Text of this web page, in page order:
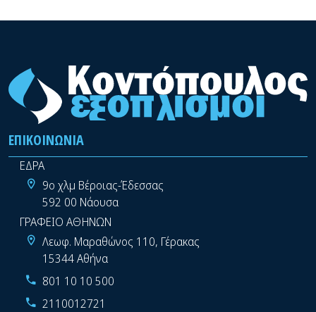
ΕΠΙΚΟΙΝΩΝΊΑ
ΕΔΡΑ
9ο χλμ Βέροιας-Έδεσσας
592 00 Νάουσα
ΓΡΑΦΕΙΟ ΑΘΗΝΩΝ
Λεωφ. Μαραθώνος 110, Γέρακας
15344 Αθήνα
801 10 10 500
2110012721